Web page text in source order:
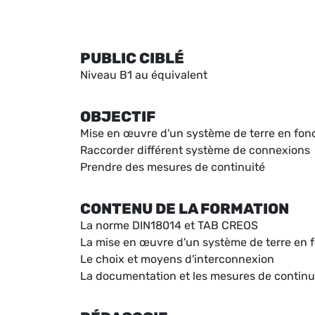
PUBLIC CIBLÉ
Niveau B1 au équivalent
OBJECTIF
Mise en œuvre d'un système de terre en
Raccorder différent système de connexions
Prendre des mesures de continuité
CONTENU DE LA FORMATION
La norme DIN18014 et TAB CREOS
La mise en œuvre d'un système de terre en
Le choix et moyens d'interconnexion
La documentation et les mesures de